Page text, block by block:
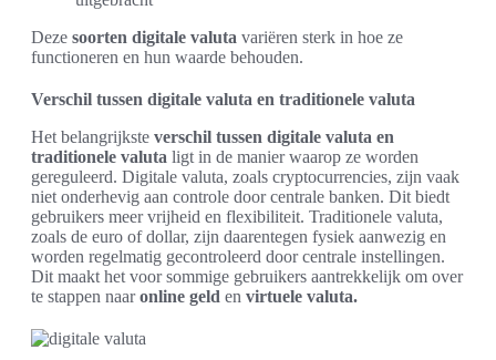
Deze soorten digitale valuta variëren sterk in hoe ze
functioneren en hun waarde behouden.
Verschil tussen digitale valuta en traditionele valuta
Het belangrijkste verschil tussen digitale valuta en
traditionele valuta ligt in de manier waarop ze worden
gereguleerd. Digitale valuta, zoals cryptocurrencies, zijn vaak
niet onderhevig aan controle door centrale banken. Dit biedt
gebruikers meer vrijheid en flexibiliteit. Traditionele valuta,
zoals de euro of dollar, zijn daarentegen fysiek aanwezig en
worden regelmatig gecontroleerd door centrale instellingen.
Dit maakt het voor sommige gebruikers aantrekkelijk om over
te stappen naaronline geld en virtuele valuta.